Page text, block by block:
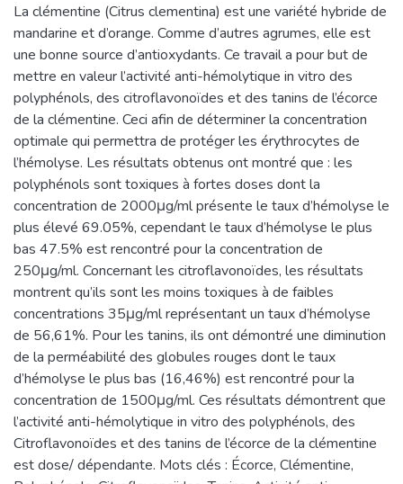
La clémentine (Citrus clementina) est une variété hybride de
mandarine et d’orange. Comme d’autres agrumes, elle est
une bonne source d’antioxydants. Ce travail a pour but de
mettre en valeur l’activité anti-hémolytique in vitro des
polyphénols, des citroflavonoïdes et des tanins de l’écorce
de la clémentine. Ceci afin de déterminer la concentration
optimale qui permettra de protéger les érythrocytes de
l’hémolyse. Les résultats obtenus ont montré que : les
polyphénols sont toxiques à fortes doses dont la
concentration de 2000μg/ml présente le taux d’hémolyse le
plus élevé 69.05%, cependant le taux d’hémolyse le plus
bas 47.5% est rencontré pour la concentration de
250μg/ml. Concernant les citroflavonoïdes, les résultats
montrent qu’ils sont les moins toxiques à de faibles
concentrations 35μg/ml représentant un taux d’hémolyse
de 56,61%. Pour les tanins, ils ont démontré une diminution
de la perméabilité des globules rouges dont le taux
d’hémolyse le plus bas (16,46%) est rencontré pour la
concentration de 1500μg/ml. Ces résultats démontrent que
l’activité anti-hémolytique in vitro des polyphénols, des
Citroflavonoïdes et des tanins de l’écorce de la clémentine
est dose/ dépendante. Mots clés : Écorce, Clémentine,